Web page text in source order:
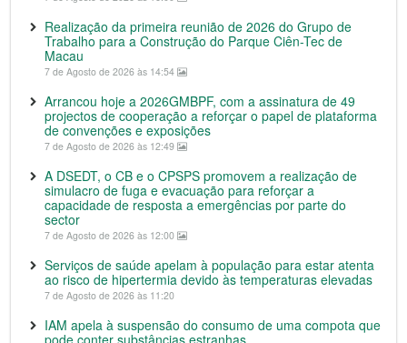
Realização da primeira reunião de 2026 do Grupo de
Trabalho para a Construção do Parque Ciên-Tec de
Macau
7 de Agosto de 2026 às 14:54
Arrancou hoje a 2026GMBPF, com a assinatura de 49
projectos de cooperação a reforçar o papel de plataforma
de convenções e exposições
7 de Agosto de 2026 às 12:49
A DSEDT, o CB e o CPSPS promovem a realização de
simulacro de fuga e evacuação para reforçar a
capacidade de resposta a emergências por parte do
sector
7 de Agosto de 2026 às 12:00
Serviços de saúde apelam à população para estar atenta
ao risco de hipertermia devido às temperaturas elevadas
7 de Agosto de 2026 às 11:20
IAM apela à suspensão do consumo de uma compota que
pode conter substâncias estranhas